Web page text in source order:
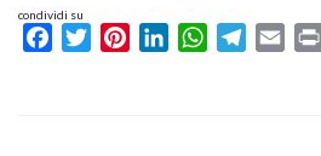
condividi su
FacebookTwitterPinterestLinkedInWhatsAppTelegram
Email